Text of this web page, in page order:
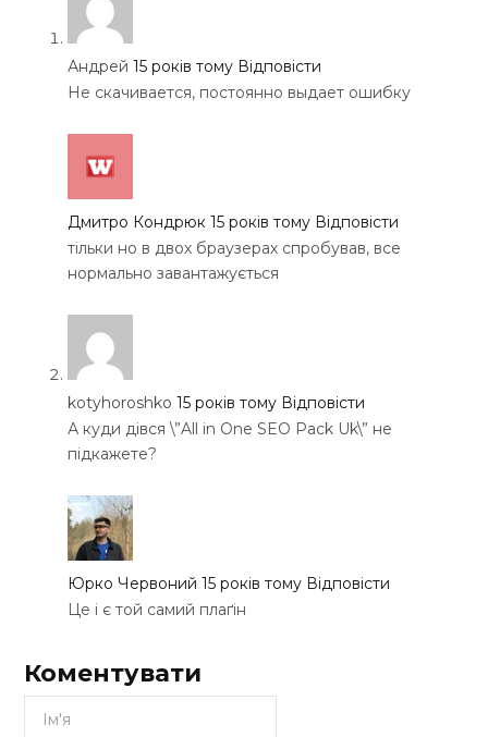
Андрей 15 років тому Відповісти
Не скачивается, постоянно выдает ошибку
Дмитро Кондрюк 15 років тому Відповісти
тільки но в двох браузерах спробував, все
нормально завантажується
kotyhoroshko 15 років тому Відповісти
А куди дівся \”All in One SEO Pack Uk\” не
підкажете?
Юрко Червоний 15 років тому Відповісти
Це і є той самий плаґін
Коментувати